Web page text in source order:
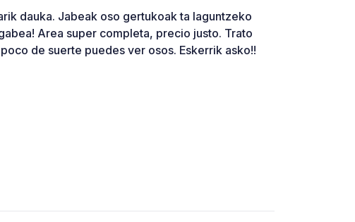
dauka. Jabeak oso gertukoak ta laguntzeko
Area super completa, precio justo. Trato
de suerte puedes ver osos. Eskerrik asko!!